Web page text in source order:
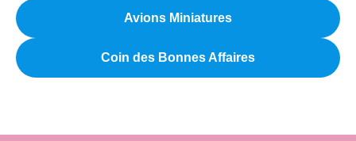
Avions Miniatures
Coin des Bonnes Affaires